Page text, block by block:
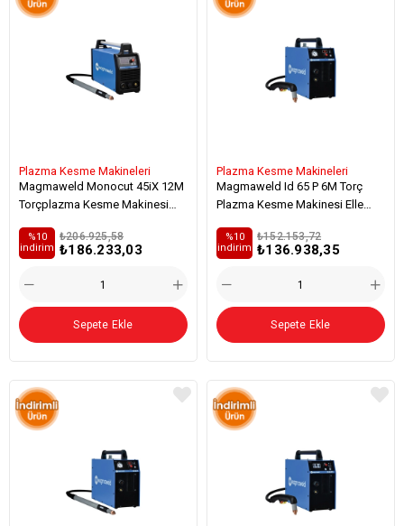
Plazma Kesme Makineleri
Magmaweld Monocut 45iX 12M
Torçplazma Kesme Makinesi
₺186.233,03
₺206.925,58
%10
i̇ndirim
Sepete Ekle
Plazma Kesme Makineleri
Magmaweld Id 65 P 6M Torç
Plazma Kesme Makinesi Elle
₺136.938,35
₺152.153,72
%10
i̇ndirim
Sepete Ekle